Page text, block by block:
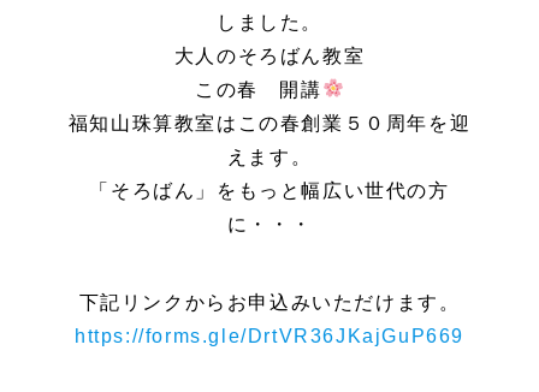
しました。
大人のそろばん教室
この春 開講
福知山珠算教室はこの春創業５０周年を迎
えます。
「そろばん」をもっと幅広い世代の方
に・・・
下記リンクからお申込みいただけます。
https://forms.gle/DrtVR36JKajGuP669